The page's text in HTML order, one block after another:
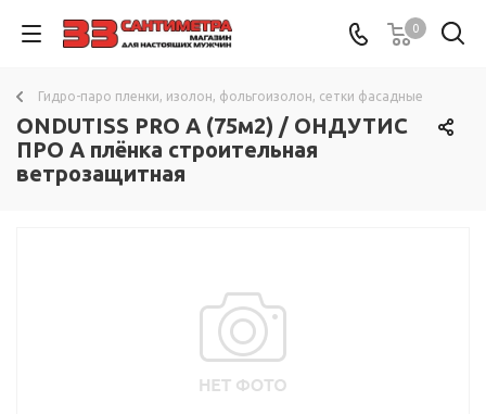
0
Гидро-паро пленки, изолон, фольгоизолон, сетки фасадные
ONDUTISS PRO A (75м2) / ОНДУТИС
ПРО А плёнка строительная
ветрозащитная